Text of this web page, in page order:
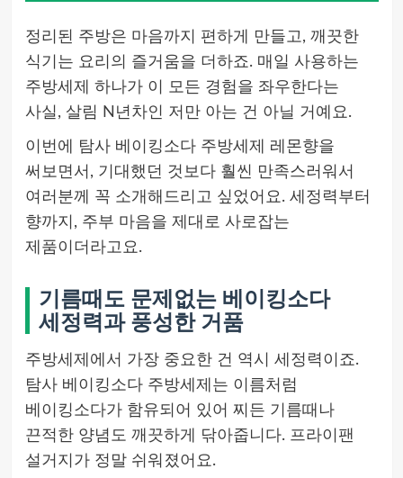
정리된 주방은 마음까지 편하게 만들고, 깨끗한
식기는 요리의 즐거움을 더하죠. 매일 사용하는
주방세제 하나가 이 모든 경험을 좌우한다는
사실, 살림 N년차인 저만 아는 건 아닐 거예요.
이번에 탐사 베이킹소다 주방세제 레몬향을
써보면서, 기대했던 것보다 훨씬 만족스러워서
여러분께 꼭 소개해드리고 싶었어요. 세정력부터
향까지, 주부 마음을 제대로 사로잡는
제품이더라고요.
기름때도 문제없는 베이킹소다
세정력과 풍성한 거품
주방세제에서 가장 중요한 건 역시 세정력이죠.
탐사 베이킹소다 주방세제는 이름처럼
베이킹소다가 함유되어 있어 찌든 기름때나
끈적한 양념도 깨끗하게 닦아줍니다. 프라이팬
설거지가 정말 쉬워졌어요.